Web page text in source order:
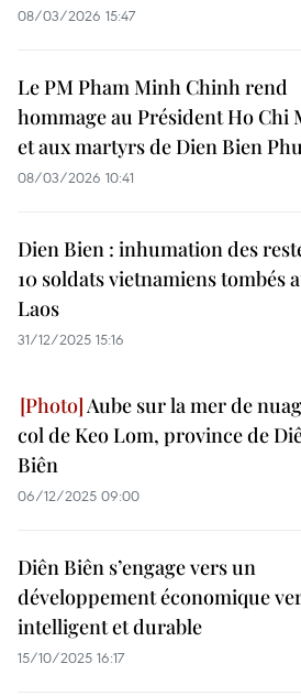
08/03/2026 15:47
Le PM Pham Minh Chinh rend
hommage au Président Ho Chi
et aux martyrs de Dien Bien Phu
08/03/2026 10:41
Dien Bien : inhumation des
10 soldats vietnamiens tombés
Laos
31/12/2025 15:16
Aube sur la mer de
col de Keo Lom, province de
Biên
06/12/2025 09:00
Diên Biên s’engage vers un
développement économique
intelligent et durable
15/10/2025 16:17